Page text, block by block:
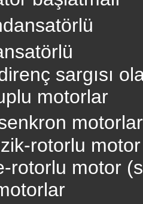
sargısı
motorlar
motorlar
rotorlu
rotorlu motor